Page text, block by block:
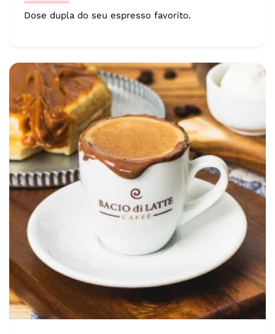
Dose dupla do seu espresso favorito.